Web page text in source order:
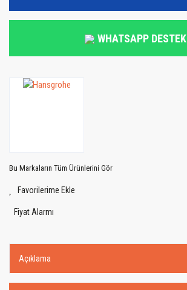
WHATSAPP DESTEK
Bu Markaların Tüm Ürünlerini Gör
Fiyat Alarmı
Açıklama